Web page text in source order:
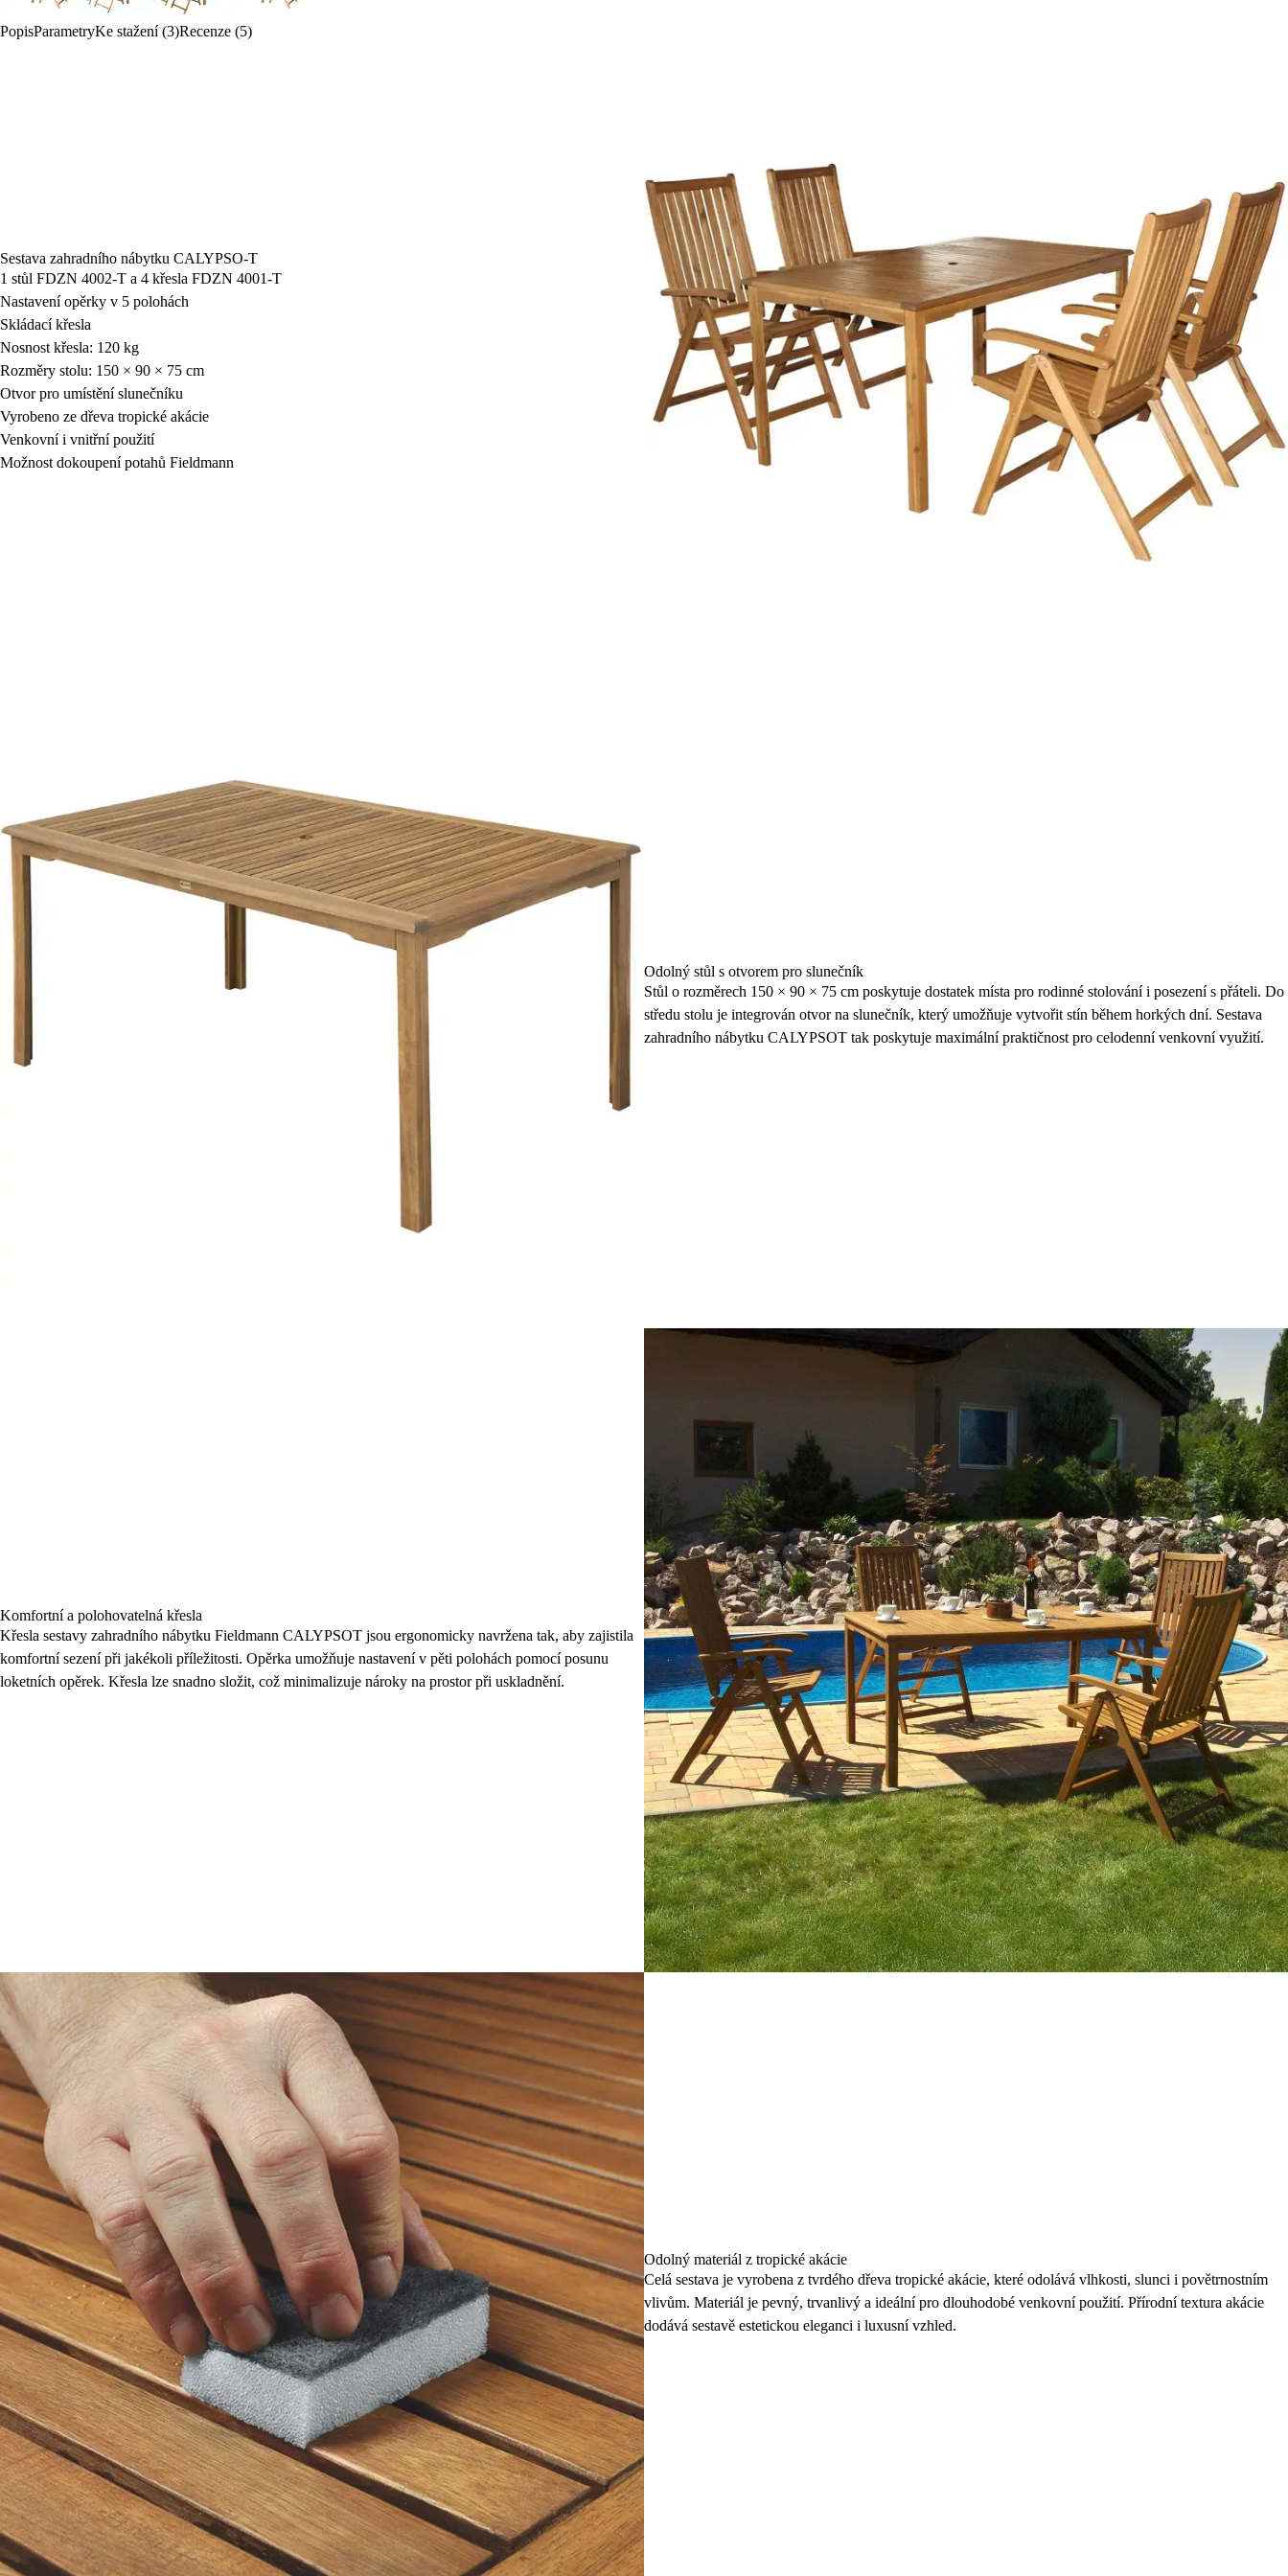
PopisParametryKe stažení (3)Recenze (5)
Sestava zahradního nábytku CALYPSO-T
1 stůl FDZN 4002-T a 4 křesla FDZN 4001-T
Nastavení opěrky v 5 polohách
Skládací křesla
Nosnost křesla: 120 kg
Rozměry stolu: 150 × 90 × 75 cm
Otvor pro umístění slunečníku
Vyrobeno ze dřeva tropické akácie
Venkovní i vnitřní použití
Možnost dokoupení potahů Fieldmann
Odolný stůl s otvorem pro slunečník
Stůl o rozměrech 150 × 90 × 75 cm poskytuje dostatek místa pro rodinné stolování i posezení s přáteli. Do
středu stolu je integrován otvor na slunečník, který umožňuje vytvořit stín během horkých dní. Sestava
zahradního nábytku CALYPSOT tak poskytuje maximální praktičnost pro celodenní venkovní využití.
Komfortní a polohovatelná křesla
Křesla sestavy zahradního nábytku Fieldmann CALYPSOT jsou ergonomicky navržena tak, aby zajistila
komfortní sezení při jakékoli příležitosti. Opěrka umožňuje nastavení v pěti polohách pomocí posunu
loketních opěrek. Křesla lze snadno složit, což minimalizuje nároky na prostor při uskladnění.
Odolný materiál z tropické akácie
Celá sestava je vyrobena z tvrdého dřeva tropické akácie, které odolává vlhkosti, slunci i povětrnostním
vlivům. Materiál je pevný, trvanlivý a ideální pro dlouhodobé venkovní použití. Přírodní textura akácie
dodává sestavě estetickou eleganci i luxusní vzhled.